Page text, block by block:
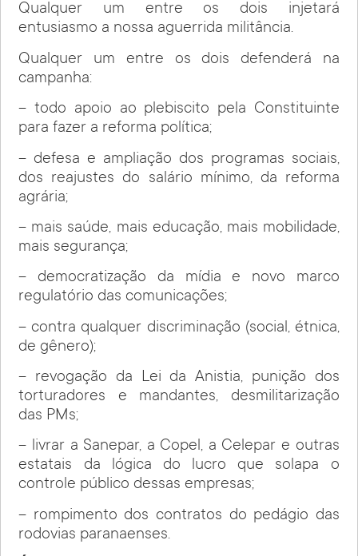
Qualquer um entre os dois injetará
entusiasmo a nossa aguerrida militância.
Qualquer um entre os dois defenderá na
campanha:
– todo apoio ao plebiscito pela Constituinte
para fazer a reforma política;
– defesa e ampliação dos programas sociais,
dos reajustes do salário mínimo, da reforma
agrária;
– mais saúde, mais educação, mais mobilidade,
mais segurança;
– democratização da mídia e novo marco
regulatório das comunicações;
– contra qualquer discriminação (social, étnica,
de gênero);
– revogação da Lei da Anistia, punição dos
torturadores e mandantes, desmilitarização
das PMs;
– livrar a Sanepar, a Copel, a Celepar e outras
estatais da lógica do lucro que solapa o
controle público dessas empresas;
– rompimento dos contratos do pedágio das
rodovias paranaenses.